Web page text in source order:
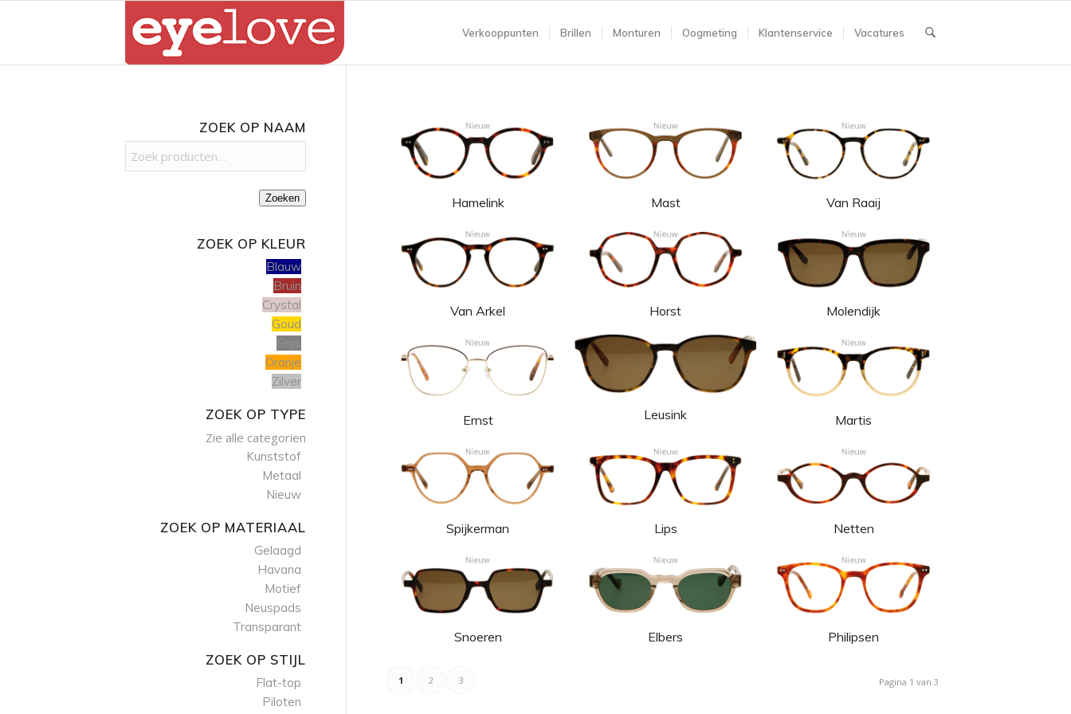
Verkooppunten Brillen Monturen Oogmeting Klantenservice Vacatures
Hamelink Mast Van Raaij
Van Arkel Horst Molendijk
Ernst Leusink Martis
Spijkerman Lips Netten
Snoeren Elbers Philipsen
Pagina 1 van 3
1 2 3
ZOEK OP NAAM
Zoeken
ZOEK OP KLEUR
Blauw
Bruin
Crystal
Goud
Oranje
Zilver
ZOEK OP TYPE
Zie alle categorien
Kunststof
Metaal
Nieuw
ZOEK OP MATERIAAL
Gelaagd
Havana
Motief
Neuspads
Transparant
ZOEK OP STIJL
Flat-top
Piloten